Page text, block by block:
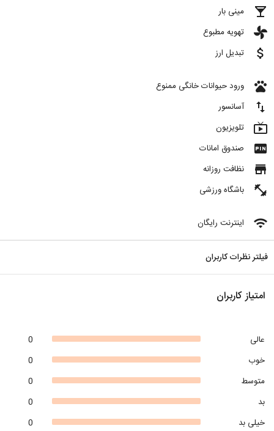
local_bar مینی بار
toys تهویه مطبوع
attach_money تبدیل ارز
pets ورود حیوانات خانگی ممنوع
import_export آسانسور
live_tv تلویزیون
fiber_pin صندوق امانات
store نظافت روزانه
fitness_center باشگاه ورزشی
wifi اینترنت رایگان
فیلتر نظرات کاربران
امتیاز کاربران
0
عالی
0
خوب
0
متوسط
0
بد
0
خیلی بد